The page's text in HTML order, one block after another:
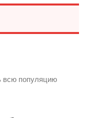
всю популяцию